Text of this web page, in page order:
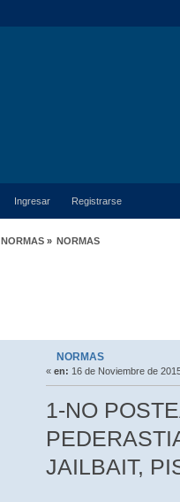
Ingresar Registrarse
NORMAS» NORMAS
NORMAS
« en: 16 de Noviembre de
1-NO
JAILBAIT,